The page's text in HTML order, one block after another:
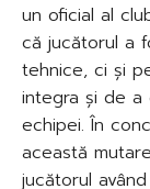
un oficial al
că jucătorul a
tehnice, ci și
integra și de a
echipei. În
această
jucătorul